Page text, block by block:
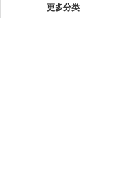
更多分类